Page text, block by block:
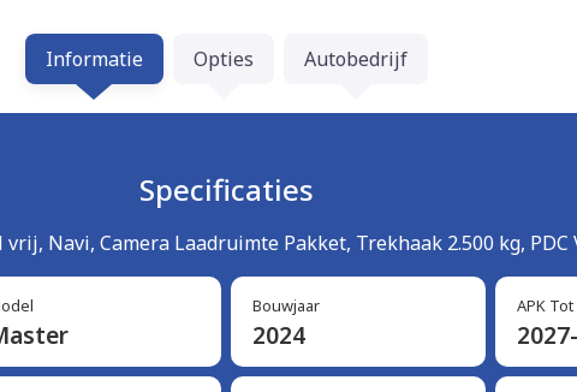
Informatie Opties Autobedrijf
Specificaties
vrij, Navi, Camera Laadruimte Pakket, Trekhaak 2.500 kg, PDC
Bouwjaar
2024
APK Tot